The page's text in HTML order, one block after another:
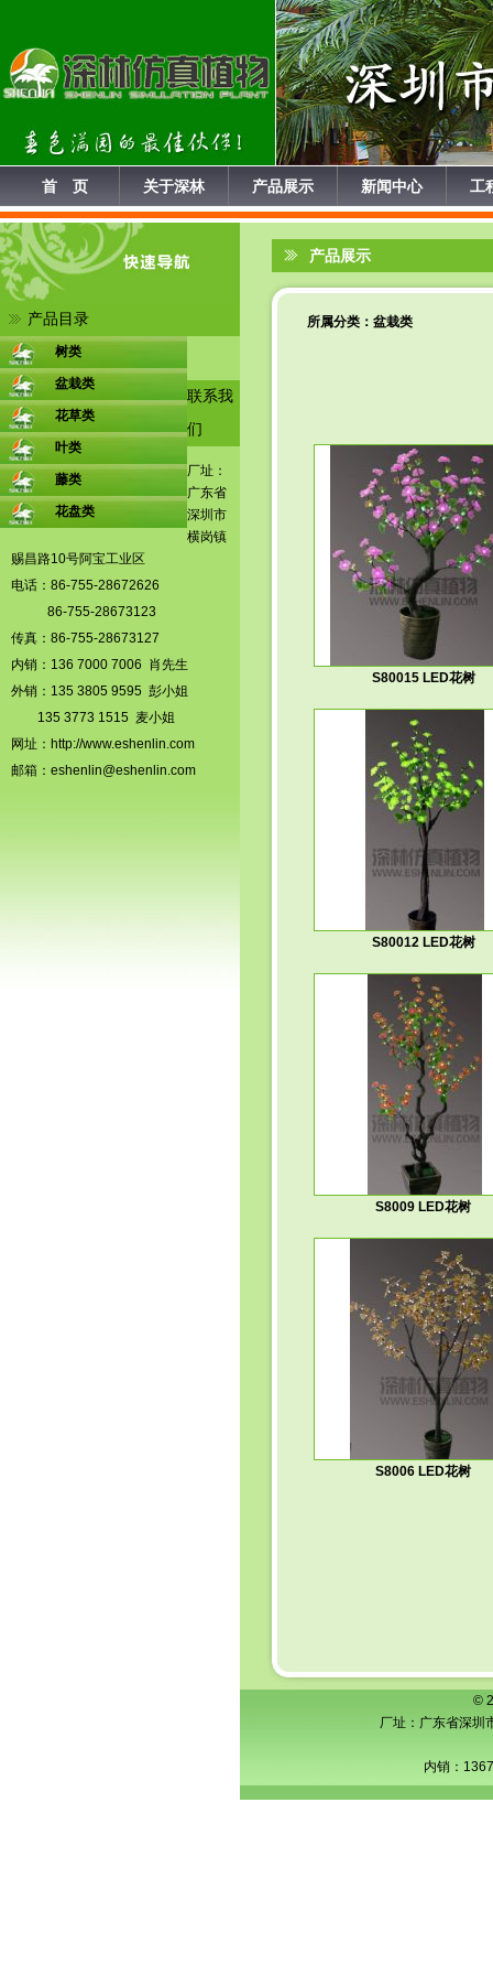
首 页 关于深林 产品展示 新闻中心 工
产品目录
树类
盆栽类
花草类
叶类
藤类
花盘类
联系我
们
厂址：
广东省
深圳市
横岗镇
赐昌路10号阿宝工业区
电话：86-755-28672626
86-755-28673123
传真：86-755-28673127
内销：136 7000 7006 肖先生
外销：135 3805 9595 彭小姐
135 3773 1515 麦小姐
网址： http://www.eshenlin.com
邮箱： eshenlin@eshenlin.com
产品展示
所属分类： 盆栽类
S80015 LED花树
S80012 LED花树
S8009 LED花树
S8006 LED花树
©
厂址：广东省深
内销：